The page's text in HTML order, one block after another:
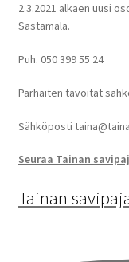
2.3.2021 alkaen uusi
Sastamala.
Puh. 050 399 55 24
Parhaiten tavoitat
Sähköposti
Seuraa Tainan
Tainan